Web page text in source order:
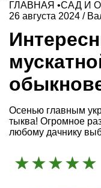
ГЛАВНАЯ •САД И
26 августа 2024 /
Осенью главным
тыква! Огромное
любому дачнику